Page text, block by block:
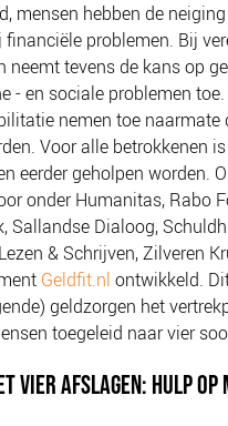
mensen hebben de
financiële problemen. Bij
neemt tevens de kans op
- en sociale problemen
nemen toe naarmate
Voor alle betrokkenen
eerder geholpen worden.
onder Humanitas, Rabo
Sallandse Dialoog,
& Schrijven, Zilveren
Geldfit.nl ontwikkeld.
geldzorgen het
toegeleid naar vier
VIER AFSLAGEN: HULP OP